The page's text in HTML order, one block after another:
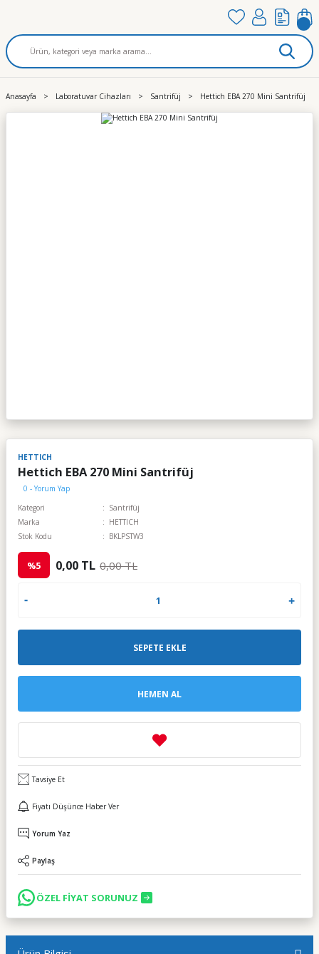
Anasayfa Laboratuvar Cihazları Santrifüj Hettich EBA 270 Mini Santrifüj
HETTICH
Hettich EBA 270 Mini Santrifüj
0 - Yorum Yap
Kategori
Santrifüj
Marka
HETTICH
Stok Kodu
BKLPSTW3
%5 0,00 TL 0,00 TL
SEPETE EKLE
HEMEN AL
Tavsiye Et
Fiyatı Düşünce Haber Ver
Yorum Yaz
Paylaş
ÖZEL FİYAT SORUNUZ